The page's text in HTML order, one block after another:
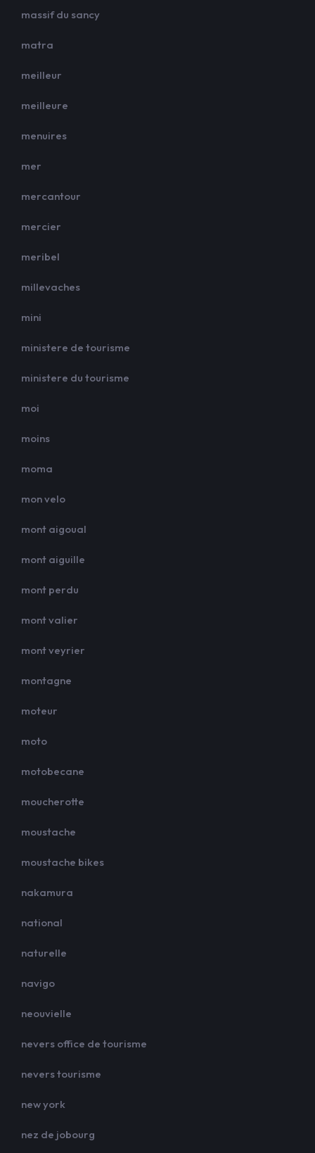
massif du sancy
matra
meilleur
meilleure
menuires
mer
mercantour
mercier
meribel
millevaches
mini
ministere de tourisme
ministere du tourisme
moi
moins
moma
mon velo
mont aigoual
mont aiguille
mont perdu
mont valier
mont veyrier
montagne
moteur
moto
motobecane
moucherotte
moustache
moustache bikes
nakamura
national
naturelle
navigo
neouvielle
nevers office de tourisme
nevers tourisme
new york
nez de jobourg